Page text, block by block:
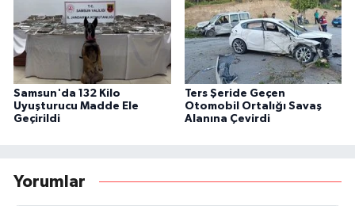
Samsun'da 132 Kilo
Uyuşturucu Madde Ele
Geçirildi
Ters Şeride Geçen
Otomobil Ortalığı Savaş
Alanına Çevirdi
Yorumlar